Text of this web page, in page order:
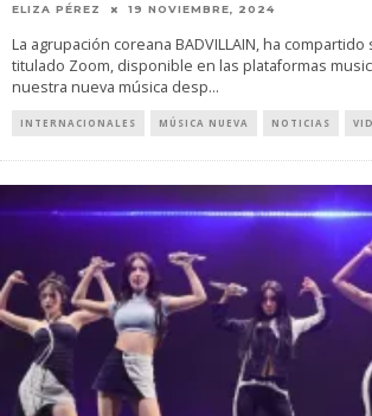
ELIZA PÉREZ 19 NOVIEMBRE, 2024
La agrupación coreana BADVILLAIN, ha
titulado Zoom, disponible en las plataformas
nuestra nueva música desp...
INTERNACIONALES MÚSICA NUEVA NOTICIAS